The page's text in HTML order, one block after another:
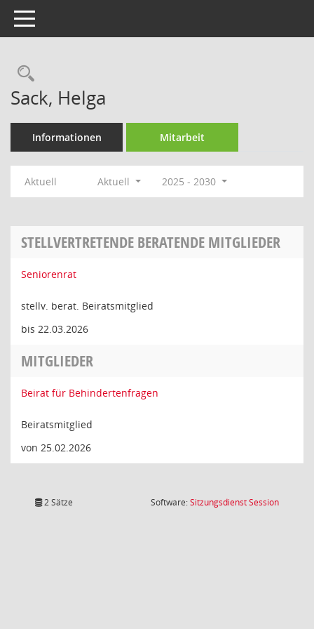
Toggle navigation
Rechercheauswahl
Sack, Helga
Informationen Mitarbeit
Aktuell Aktuell 2025 - 2030
STELLVERTRETENDE BERATENDE MITGLIEDER
Seniorenrat
stellv. berat. Beiratsmitglied
bis 22.03.2026
MITGLIEDER
Beirat für Behindertenfragen
Beiratsmitglied
von 25.02.2026
2 Sätze Software:SitzungsdienstSession(Wird in